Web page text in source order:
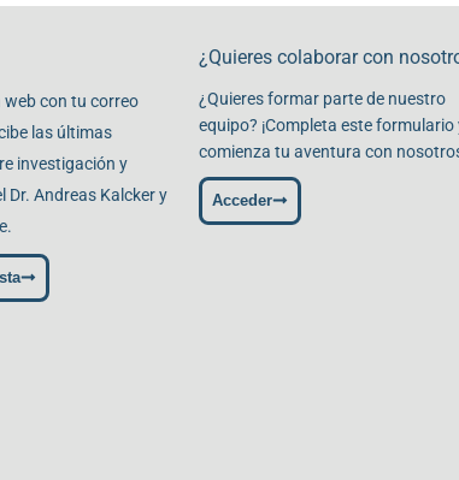
web con tu correo
las últimas
investigación y
Dr. Andreas Kalcker y
¿Quieres colaborar con
¿Quieres formar parte de nuestro
equipo? ¡Completa este formulario
comienza tu aventura con
Acceder